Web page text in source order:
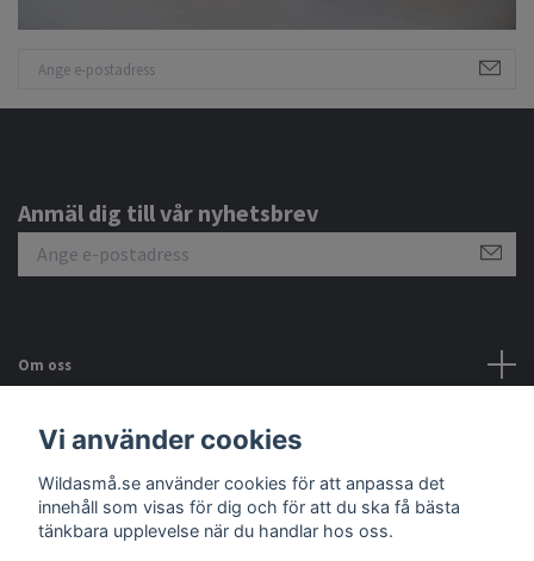
Anmäl dig till vår nyhetsbrev
Om oss
Kundtjänst
Sociala medier
Vi använder cookies
Wildasmå.se använder cookies för att anpassa det
innehåll som visas för dig och för att du ska få bästa
tänkbara upplevelse när du handlar hos oss.